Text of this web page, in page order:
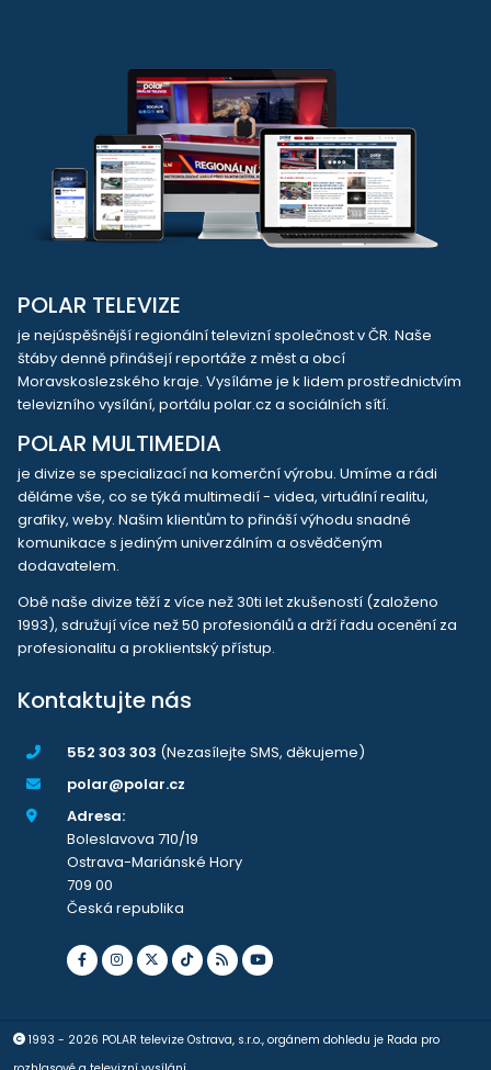
POLAR TELEVIZE
je nejúspěšnější regionální televizní společnost v ČR. Naše
štáby denně přinášejí reportáže z měst a obcí
Moravskoslezského kraje. Vysíláme je k lidem prostřednictvím
televizního vysílání, portálu polar.cz a sociálních sítí.
POLAR MULTIMEDIA
je divize se specializací na komerční výrobu. Umíme a rádi
děláme vše, co se týká multimedií - videa, virtuální realitu,
grafiky, weby. Našim klientům to přináší výhodu snadné
komunikace s jediným univerzálním a osvědčeným
dodavatelem.
Obě naše divize těží z více než 30ti let zkušeností (založeno
1993), sdružují více než 50 profesionálů a drží řadu ocenění za
profesionalitu a proklientský přístup.
Kontaktujte nás
552 303 303 (Nezasílejte SMS, děkujeme)
polar@polar.cz
Adresa:
Boleslavova 710/19
Ostrava-Mariánské Hory
709 00
Česká republika
1993 - 2026 POLAR televize Ostrava, s.r.o., orgánem dohledu je Rada pro